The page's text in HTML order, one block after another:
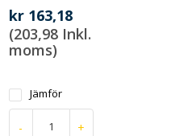
kr 163,18
(203,98 Inkl.
moms)
Jämför
- +